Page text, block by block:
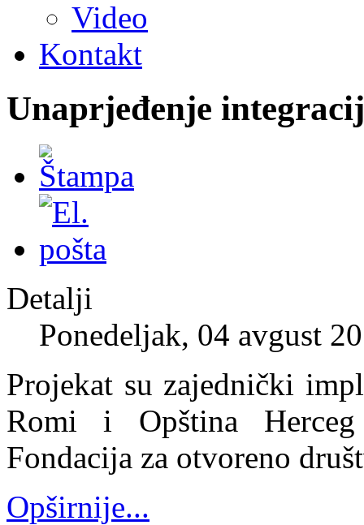
Video
Kontakt
Unaprjeđenje
Detalji
Ponedeljak, 04 avgust
Projekat su zajednički
Romi i Opština
Fondacija za otvoreno
Opširnije...